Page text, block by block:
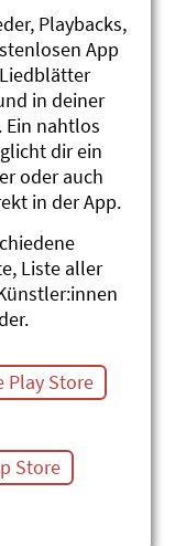
Playbacks,
App
in deiner
Ein nahtlos
dir ein
oder auch
in der App.
Liste aller
Play Store
Store